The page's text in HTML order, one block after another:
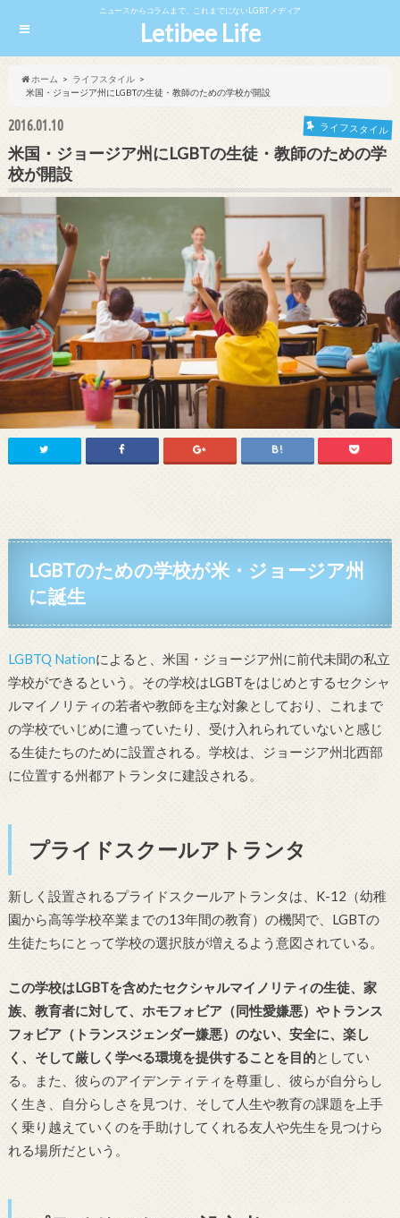
ニュースからコラムまで、これまでにないLGBTメディア
Letibee Life
ホーム
ライフスタイル
米国・ジョージア州にLGBTの生徒・教師のための学校が開設
2016.01.10 ライフスタイル
米国・ジョージア州にLGBTの生徒・教師のための学
校が開設
LGBTのための学校が米・ジョージア州
に誕生
LGBTQ Nationによると、米国・ジョージア州に前代未聞の私立
学校ができるという。その学校はLGBTをはじめとするセクシャ
ルマイノリティの若者や教師を主な対象としており、これまで
の学校でいじめに遭っていたり、受け入れられていないと感じ
る生徒たちのために設置される。学校は、ジョージア州北西部
に位置する州都アトランタに建設される。
プライドスクールアトランタ
新しく設置されるプライドスクールアトランタは、K-12（幼稚
園から高等学校卒業までの13年間の教育）の機関で、LGBTの
生徒たちにとって学校の選択肢が増えるよう意図されている。
この学校はLGBTを含めたセクシャルマイノリティの生徒、家
族、教育者に対して、ホモフォビア（同性愛嫌悪）やトランス
フォビア（トランスジェンダー嫌悪）のない、安全に、楽し
く、そして厳しく学べる環境を提供することを目的としてい
る。また、彼らのアイデンティティを尊重し、彼らが自分らし
く生き、自分らしさを見つけ、そして人生や教育の課題を上手
く乗り越えていくのを手助けしてくれる友人や先生を見つけら
れる場所だという。